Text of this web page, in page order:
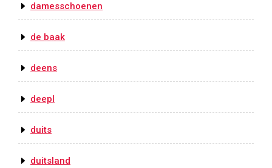
damesschoenen
de baak
deens
deepl
duits
duitsland